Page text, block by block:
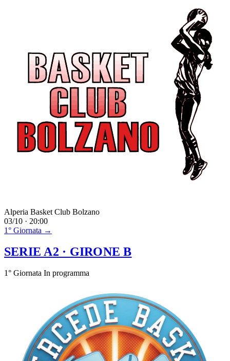
Alperia Basket Club Bolzano
03/10 · 20:00
1° Giornata →
SERIE A2 · GIRONE B
1° Giornata In programma